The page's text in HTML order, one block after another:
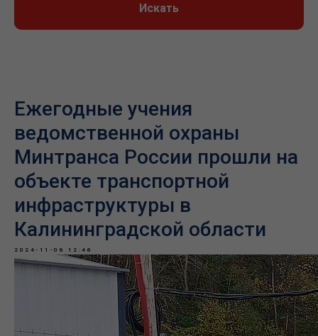
Искать
Ежегодные учения
ведомственной охраны
Минтранса России прошли на
объекте транспортной
инфраструктуры в
Калининградcкой области
2024-11-06 12:46